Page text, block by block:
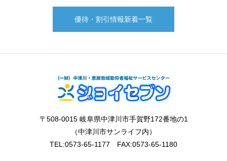
優待・割引情報新着一覧
〒508-0015 岐阜県中津川市手賀野172番地の1
（中津川市サンライフ内）
TEL:0573-65-1177 FAX:0573-65-1180